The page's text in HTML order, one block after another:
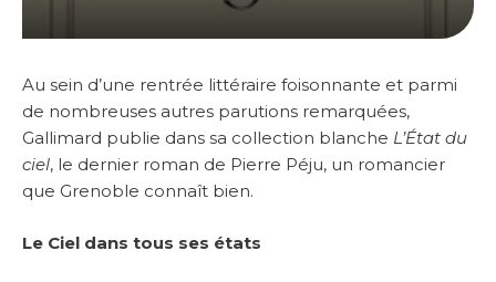
Au sein d’une rentrée littéraire foisonnante et parmi
de nombreuses autres parutions remarquées,
Gallimard publie dans sa collection blanche L’État du
ciel, le dernier roman de Pierre Péju, un romancier
que Grenoble connaît bien.
Le Ciel dans tous ses états